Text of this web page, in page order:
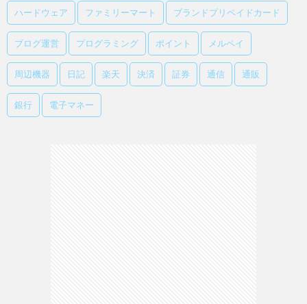
ハードウェア ファミリーマート ブランドプリペイドカード
ブログ運営 プログラミング ポイント メルペイ
周辺機器 日記 楽天 決済 証券 通信 通販
銀行 電子マネー